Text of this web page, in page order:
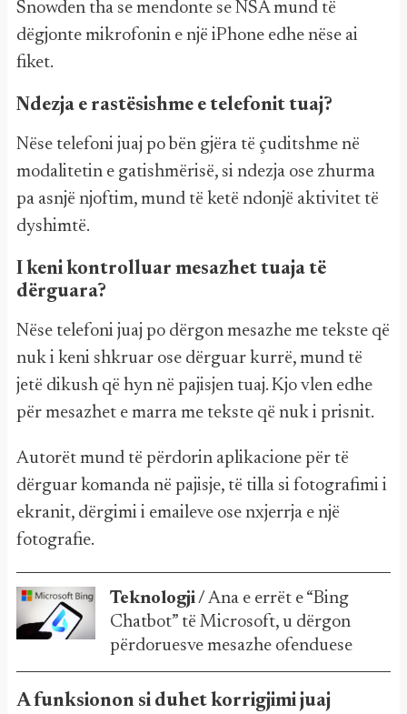
Snowden tha se mendonte se NSA mund të
dëgjonte mikrofonin e një iPhone edhe nëse ai
fiket.
Ndezja e rastësishme e telefonit tuaj?
Nëse telefoni juaj po bën gjëra të çuditshme në
modalitetin e gatishmërisë, si ndezja ose zhurma
pa asnjë njoftim, mund të ketë ndonjë aktivitet të
dyshimtë.
I keni kontrolluar mesazhet tuaja të
dërguara?
Nëse telefoni juaj po dërgon mesazhe me tekste që
nuk i keni shkruar ose dërguar kurrë, mund të
jetë dikush që hyn në pajisjen tuaj. Kjo vlen edhe
për mesazhet e marra me tekste që nuk i prisnit.
Autorët mund të përdorin aplikacione për të
dërguar komanda në pajisje, të tilla si fotografimi i
ekranit, dërgimi i emaileve ose nxjerrja e një
fotografie.
Teknologji / Ana e errët e “Bing
Chatbot” të Microsoft, u dërgon
përdoruesve mesazhe ofenduese
A funksionon si duhet korrigjimi juaj